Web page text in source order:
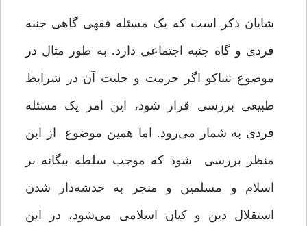
شایان ذکر است که یک مسئله فقهی گاهی جنبه
فردی و گاه جنبه اجتماعی دارد. به طور مثال در
موضوع تنباکو اگر حرمت و حلیت آن در شرایط
طبیعی بررسی قرار شود، این امر یک مسئله
فردی به ‌شمار می‌رود. اما همین موضوع از این
منظر بررسی شود که موجب سلطه بیگانه بر
اسلام و مسلمین و منجر به خدشه‌دار شدن
استقلال دین و کیان اسلامی می‌شود، در این